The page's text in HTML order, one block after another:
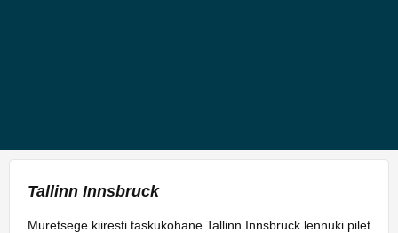
Tallinn Innsbruck
Muretsege kiiresti taskukohane Tallinn Innsbruck lennuki pilet